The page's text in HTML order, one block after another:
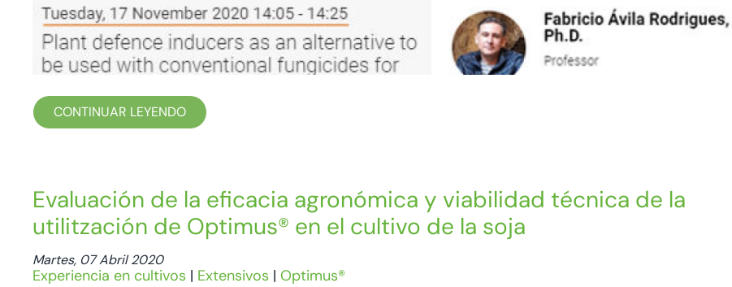
CONTINUAR LEYENDO
Evaluación de la eficacia agronómica y viabilidad técnica de la
utilitzación de Optimus® en el cultivo de la soja
Martes, 07 Abril 2020
Experiencia en cultivos | Extensivos | Optimus®